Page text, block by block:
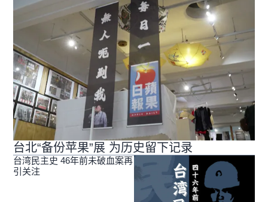
台北“备份苹果”展 为历史留下记录
台湾民主史 46年前未破血案再
引关注